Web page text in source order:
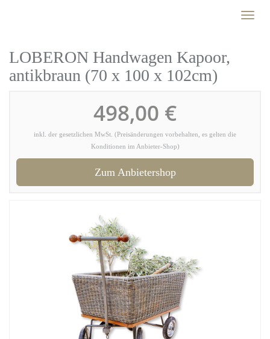
Toggle
LOBERON Handwagen Kapoor,
antikbraun (70 x 100 x 102cm)
498,00 €
inkl. der gesetzlichen MwSt. (Preisänderungen vorbehalten, es gelten die
Konditionen im Anbieter-Shop)
Zum Anbietershop